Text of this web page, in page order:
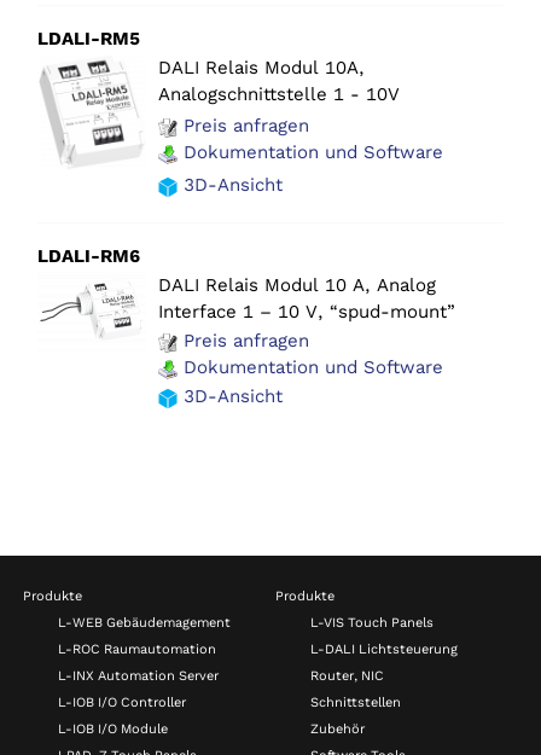
LDALI-RM5
DALI Relais Modul 10A,
Analogschnittstelle 1 - 10V
Preis anfragen
Dokumentation und Software
3D-Ansicht
LDALI-RM6
DALI Relais Modul 10 A, Analog
Interface 1 – 10 V, “spud-mount”
Preis anfragen
Dokumentation und Software
3D-Ansicht
Produkte
L-WEB Gebäudemagement
L-ROC Raumautomation
L-INX Automation Server
L-IOB I/O Controller
L-IOB I/O Module
Produkte
L-VIS Touch Panels
L-DALI Lichtsteuerung
Router, NIC
Schnittstellen
Zubehör